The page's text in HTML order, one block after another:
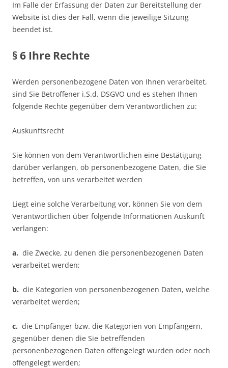
Im Falle der Erfassung der Daten zur Bereitstellung der
Website ist dies der Fall, wenn die jeweilige Sitzung
beendet ist.
§ 6 Ihre Rechte
Werden personenbezogene Daten von Ihnen verarbeitet,
sind Sie Betroffener i.S.d. DSGVO und es stehen Ihnen
folgende Rechte gegenüber dem Verantwortlichen zu:
Auskunftsrecht
Sie können von dem Verantwortlichen eine Bestätigung
darüber verlangen, ob personenbezogene Daten, die Sie
betreffen, von uns verarbeitet werden
Liegt eine solche Verarbeitung vor, können Sie von dem
Verantwortlichen über folgende Informationen Auskunft
verlangen:
a. die Zwecke, zu denen die personenbezogenen Daten
verarbeitet werden;
b. die Kategorien von personenbezogenen Daten, welche
verarbeitet werden;
c. die Empfänger bzw. die Kategorien von Empfängern,
gegenüber denen die Sie betreffenden
personenbezogenen Daten offengelegt wurden oder noch
offengelegt werden;